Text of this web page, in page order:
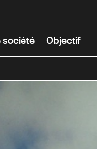
société Objectif